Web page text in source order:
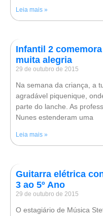
Leia mais »
Infantil 2
muita alegria
29 de outubro de 2015
Na semana da criança, a
agradável piquenique,
parte do lanche. As
Nunes estenderam uma
Leia mais »
Guitarra elétrica
3 ao 5º Ano
29 de outubro de 2015
O estagiário de Música